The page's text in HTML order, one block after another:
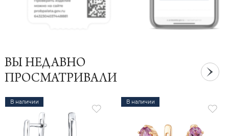
ВЫ НЕДАВНО
ПРОСМАТРИВАЛИ
В наличии В наличии